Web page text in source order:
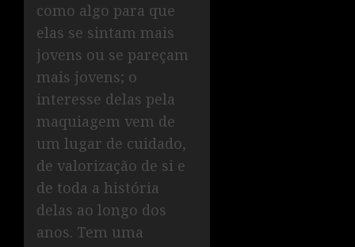
como algo para que
elas se sintam mais
jovens ou se pareçam
mais jovens; o
interesse delas pela
maquiagem vem de
um lugar de cuidado,
de valorização de si e
de toda a história
delas ao longo dos
anos. Tem uma